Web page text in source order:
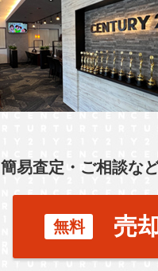
簡易査定・ご相談な
無料 売